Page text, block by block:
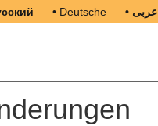
• Deutsche • عربى